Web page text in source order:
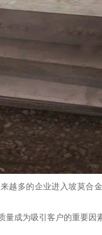
越多的企业进入坡莫合
量成为吸引客户的重要因